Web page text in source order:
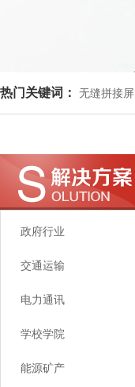
热门关键词： 无缝拼接屏
政府行业
交通运输
电力通讯
学校学院
能源矿产